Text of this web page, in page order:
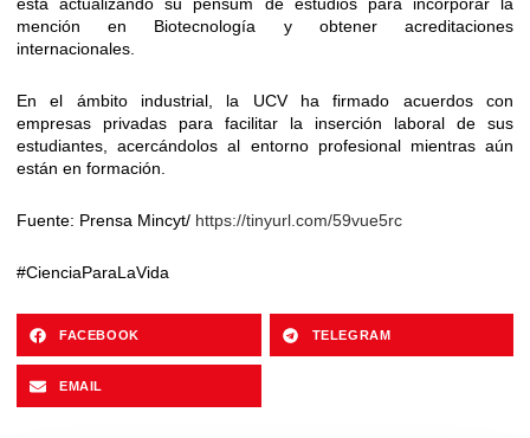
está actualizando su pensum de estudios para incorporar la
mención en Biotecnología y obtener acreditaciones
internacionales.
En el ámbito industrial, la UCV ha firmado acuerdos con
empresas privadas para facilitar la inserción laboral de sus
estudiantes, acercándolos al entorno profesional mientras aún
están en formación.
Fuente: Prensa Mincyt/ https://tinyurl.com/59vue5rc
#CienciaParaLaVida
FACEBOOK TELEGRAM
EMAIL